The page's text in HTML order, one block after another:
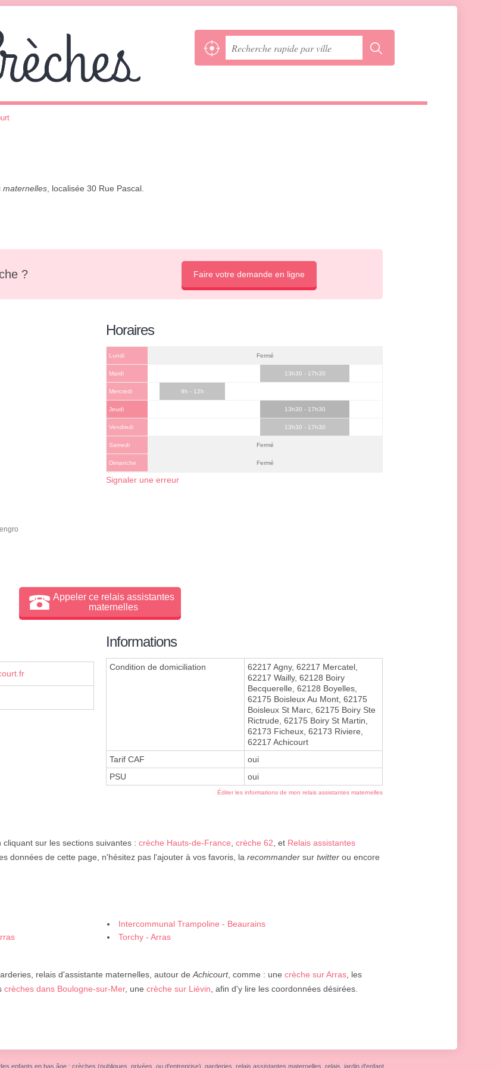
maternelles , localisée 30 Rue Pascal.
? Faire votre demande en ligne
Horaires
Lundi Fermé
Mardi 13h30 - 17h30
Mercredi 9h - 12h
Jeudi 13h30 - 17h30
Vendredi 13h30 - 17h30
Samedi Fermé
Dimanche Fermé
Signaler une erreur
Appeler ce relais assistantes
maternelles
Informations
Condition de domiciliation
62217 Agny, 62217 Mercatel,
62217 Wailly, 62128 Boiry
Becquerelle, 62128 Boyelles,
62175 Boisleux Au Mont, 62175
Boisleux St Marc, 62175 Boiry Ste
Rictrude, 62175 Boiry St Martin,
62173 Ficheux, 62173 Riviere,
62217 Achicourt
Tarif CAF
oui
PSU
oui
Éditer les informations de mon relais assistantes maternelles
sur les sections suivantes : crèche Hauts-de-France, crèche 62, et Relais assistantes
données de cette page, n'hésitez pas l'ajouter à vos favoris, la recommander sur twitter ou encore
Intercommunal Trampoline - Beaurains
Torchy - Arras
relais d'assistante maternelles, autour deAchicourt, comme : une crèche sur Arras, les
crèches dans Boulogne-sur-Mer, une crèche sur Liévin, afin d'y lire les coordonnées désirées.
enfants en bas âge : crèches (publiques, privées, ou d'entreprise), garderies, relais assistantes maternelles, relais, jardin d'enfant,